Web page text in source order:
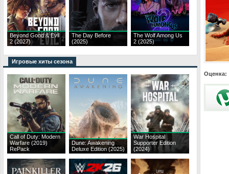
Beyond Good & Evil
2 (2027)
The Day Before
(2025)
The Wolf Among Us
2 (2025)
Игровые хиты сезона
Call of Duty: Modern
Warfare (2019)
RePack
Dune: Awakening
Deluxe Edition (2025)
War Hospital
Supporter Edition
(2024)
Оценка: